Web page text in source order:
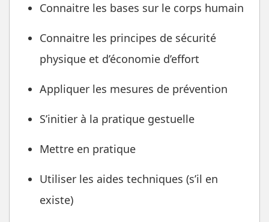
Connaitre les bases sur le corps humain
Connaitre les principes de sécurité
physique et d’économie d’effort
Appliquer les mesures de prévention
S’initier à la pratique gestuelle
Mettre en pratique
Utiliser les aides techniques (s’il en
existe)